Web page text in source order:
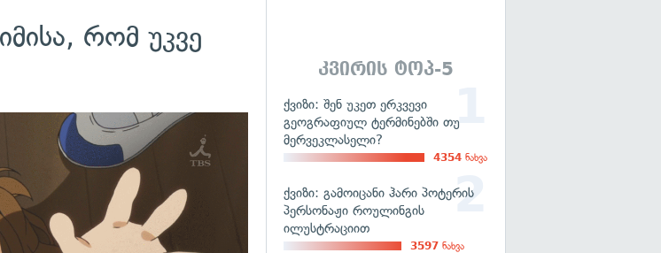
რომ უკვე
კვირის ტოპ-5
ქვიზი: შენ უკეთ ერკვევი
გეოგრაფიულ ტერმინებში თუ
მერვეკლასელი?
4354 ნახვა
ქვიზი: გამოიცანი ჰარი პოტერის
პერსონაჟი როულინგის
ილუსტრაციით
3597 ნახვა